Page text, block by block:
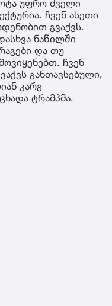
უფრო ძველი
ჩვენ ასეთი
გვაქვს.
ნაწილში
და თუ
ჩვენ
განთავსებული,
კარგ
ტრამპმა.